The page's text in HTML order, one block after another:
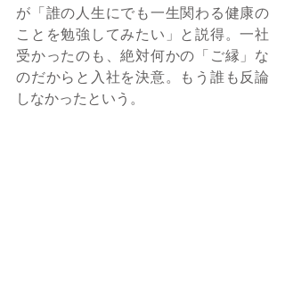
が「誰の人生にでも一生関わる健康の
ことを勉強してみたい」と説得。一社
受かったのも、絶対何かの「ご縁」な
のだからと入社を決意。もう誰も反論
しなかったという。